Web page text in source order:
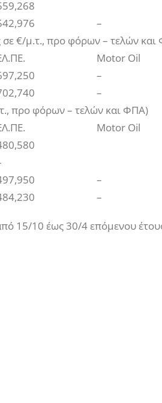
–
σε €/μ.τ., προ φόρων – τελών
Motor Oil
–
–
προ φόρων – τελών και ΦΠΑ)
Motor Oil
–
–
15/10 έως 30/4 επόμενου